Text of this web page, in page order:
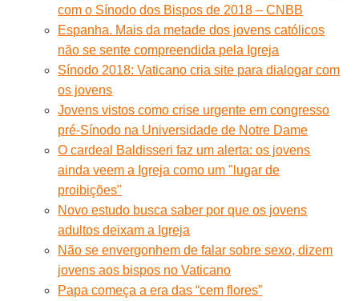
com o Sínodo dos Bispos de 2018 – CNBB
Espanha. Mais da metade dos jovens católicos
não se sente compreendida pela Igreja
Sínodo 2018: Vaticano cria site para dialogar com
os jovens
Jovens vistos como crise urgente em congresso
pré-Sínodo na Universidade de Notre Dame
O cardeal Baldisseri faz um alerta: os jovens
ainda veem a Igreja como um "lugar de
proibições"
Novo estudo busca saber por que os jovens
adultos deixam a Igreja
Não se envergonhem de falar sobre sexo, dizem
jovens aos bispos no Vaticano
Papa começa a era das “cem flores”